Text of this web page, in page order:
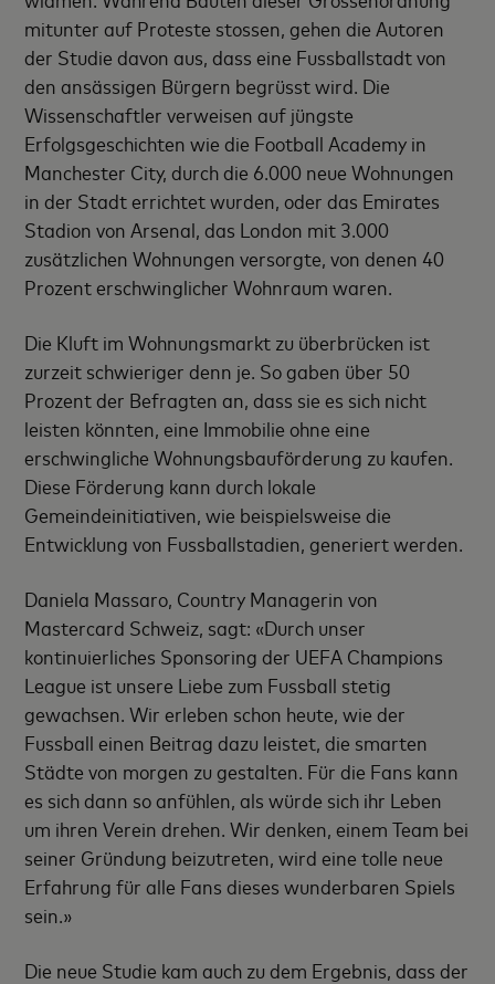
mitunter auf Proteste stossen, gehen die Autoren
der Studie davon aus, dass eine Fussballstadt von
den ansässigen Bürgern begrüsst wird. Die
Wissenschaftler verweisen auf jüngste
Erfolgsgeschichten wie die Football Academy in
Manchester City, durch die 6.000 neue Wohnungen
in der Stadt errichtet wurden, oder das Emirates
Stadion von Arsenal, das London mit 3.000
zusätzlichen Wohnungen versorgte, von denen 40
Prozent erschwinglicher Wohnraum waren.
Die Kluft im Wohnungsmarkt zu überbrücken ist
zurzeit schwieriger denn je. So gaben über 50
Prozent der Befragten an, dass sie es sich nicht
leisten könnten, eine Immobilie ohne eine
erschwingliche Wohnungsbauförderung zu kaufen.
Diese Förderung kann durch lokale
Gemeindeinitiativen, wie beispielsweise die
Entwicklung von Fussballstadien, generiert werden.
Daniela Massaro, Country Managerin von
Mastercard Schweiz, sagt: «Durch unser
kontinuierliches Sponsoring der UEFA Champions
League ist unsere Liebe zum Fussball stetig
gewachsen. Wir erleben schon heute, wie der
Fussball einen Beitrag dazu leistet, die smarten
Städte von morgen zu gestalten. Für die Fans kann
es sich dann so anfühlen, als würde sich ihr Leben
um ihren Verein drehen. Wir denken, einem Team bei
seiner Gründung beizutreten, wird eine tolle neue
Erfahrung für alle Fans dieses wunderbaren Spiels
sein.»
Die neue Studie kam auch zu dem Ergebnis, dass der